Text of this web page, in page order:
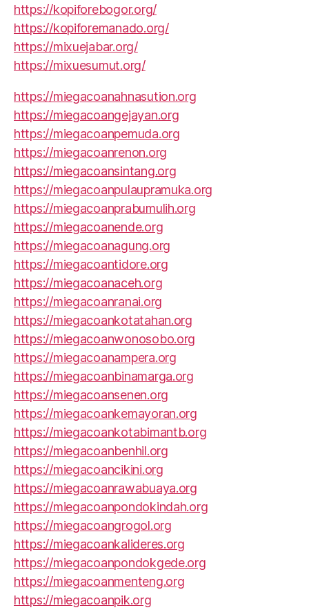
https://kopiforebogor.org/
https://kopiforemanado.org/
https://mixuejabar.org/
https://mixuesumut.org/
https://miegacoanahnasution.org
https://miegacoangejayan.org
https://miegacoanpemuda.org
https://miegacoanrenon.org
https://miegacoansintang.org
https://miegacoanpulaupramuka.org
https://miegacoanprabumulih.org
https://miegacoanende.org
https://miegacoanagung.org
https://miegacoantidore.org
https://miegacoanaceh.org
https://miegacoanranai.org
https://miegacoankotatahan.org
https://miegacoanwonosobo.org
https://miegacoanampera.org
https://miegacoanbinamarga.org
https://miegacoansenen.org
https://miegacoankemayoran.org
https://miegacoankotabimantb.org
https://miegacoanbenhil.org
https://miegacoancikini.org
https://miegacoanrawabuaya.org
https://miegacoanpondokindah.org
https://miegacoangrogol.org
https://miegacoankalideres.org
https://miegacoanpondokgede.org
https://miegacoanmenteng.org
https://miegacoanpik.org